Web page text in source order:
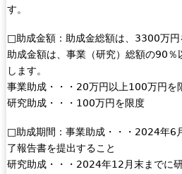
す。
□助成金額：助成金総額は、3300万円
助成金額は、事業（研究）総額の90％
します。
事業助成・・・20万円以上100万円を
研究助成・・・100万円を限度
□助成期間：事業助成・・・2024年6
了報告書を提出すること
研究助成・・・2024年12月末までに